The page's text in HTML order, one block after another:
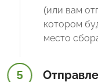
(или вам
котором
место
5